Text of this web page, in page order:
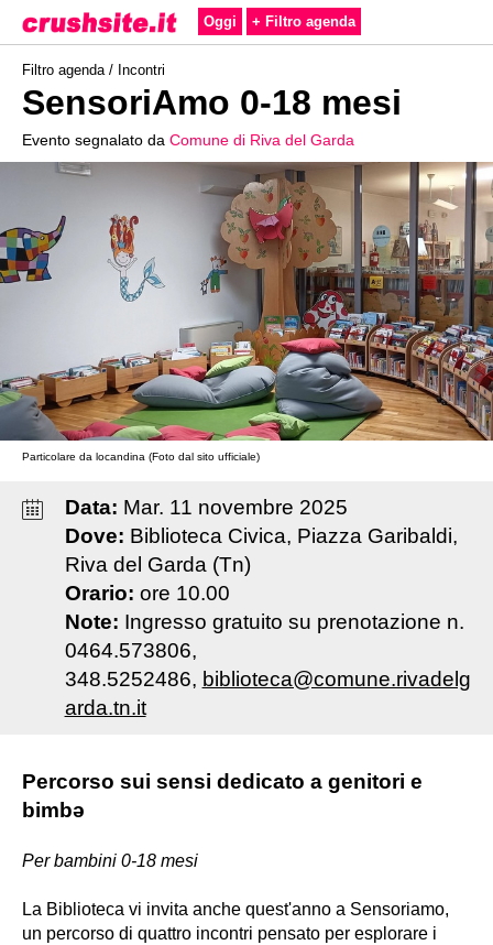
Oggi + Filtro agenda
Filtro agenda / Incontri
SensoriAmo 0-18 mesi
Evento segnalato da Comune di Riva del Garda
Particolare da locandina (Foto dal sito ufficiale)
Data: Mar. 11 novembre 2025
Dove: Biblioteca Civica, Piazza Garibaldi,
Riva del Garda (Tn)
Orario: ore 10.00
Note: Ingresso gratuito su prenotazione n.
0464.573806,
348.5252486, biblioteca@comune.rivadelg
arda.tn.it
Percorso sui sensi dedicato a genitori e
bimbə
Per bambini 0-18 mesi
La Biblioteca vi invita anche quest'anno a Sensoriamo,
un percorso di quattro incontri pensato per esplorare i